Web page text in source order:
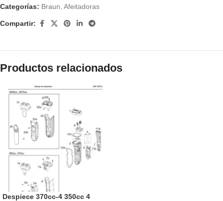
Categorías: Braun Afeitadoras
Compartir:
Productos relacionados
Despiece 370cc-4 350cc 4